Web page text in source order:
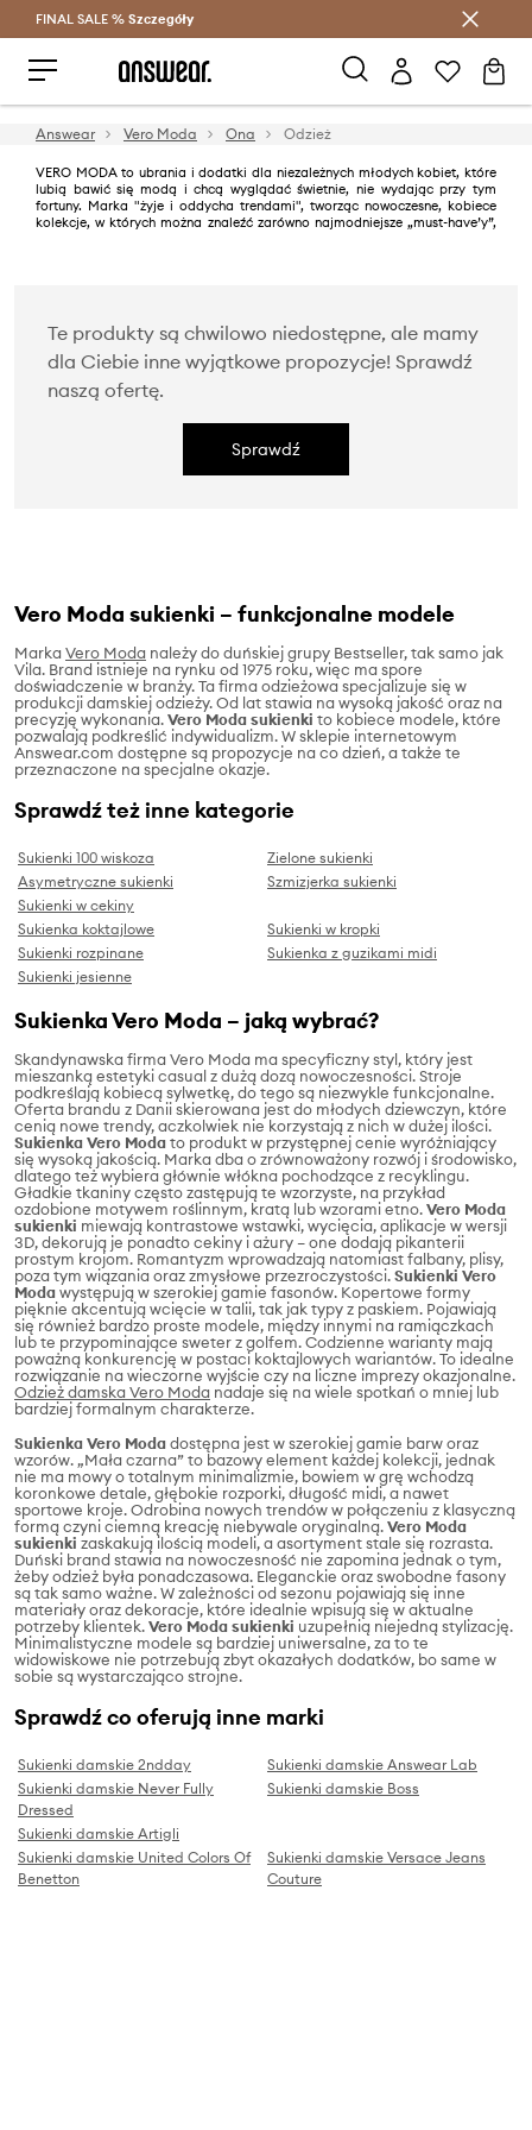
Oszczędzaj z Answear Club >
FINAL SALE % Szczegóły
Answear Vero Moda Ona Odzież
VERO MODA to ubrania i dodatki dla niezależnych młodych kobiet, które
lubią bawić się modą i chcą wyglądać świetnie, nie wydając przy tym
fortuny. Marka "żyje i oddycha trendami", tworząc nowoczesne, kobiece
kolekcje, w których można znaleźć zarówno najmodniejsze „must-have’y”,
Te produkty są chwilowo niedostępne, ale mamy
dla Ciebie inne wyjątkowe propozycje! Sprawdź
naszą ofertę.
Sprawdź
Vero Moda sukienki – funkcjonalne modele
MarkaVero Moda należy do duńskiej grupy Bestseller, tak samo jak
Vila. Brand istnieje na rynku od 1975 roku, więc ma spore
doświadczenie w branży. Ta firma odzieżowa specjalizuje się w
produkcji damskiej odzieży. Od lat stawia na wysoką jakość oraz na
precyzję wykonania.Vero Moda sukienki to kobiece modele, które
pozwalają podkreślić indywidualizm. W sklepie internetowym
Answear.com dostępne są propozycje na co dzień, a także te
przeznaczone na specjalne okazje.
Sprawdź też inne kategorie
Sukienki 100 wiskoza
Zielone sukienki
Asymetryczne sukienki
Szmizjerka sukienki
Sukienki w cekiny
Sukienka koktajlowe
Sukienki w kropki
Sukienki rozpinane
Sukienka z guzikami midi
Sukienki jesienne
Sukienka Vero Moda – jaką wybrać?
Skandynawska firma Vero Moda ma specyficzny styl, który jest
mieszanką estetyki casual z dużą dozą nowoczesności. Stroje
podkreślają kobiecą sylwetkę, do tego są niezwykle funkcjonalne.
Oferta brandu z Danii skierowana jest do młodych dziewczyn, które
cenią nowe trendy, aczkolwiek nie korzystają z nich w dużej ilości.
Sukienka Vero Modato produkt w przystępnej cenie wyróżniający
się wysoką jakością. Marka dba o zrównoważony rozwój i środowisko,
dlatego też wybiera głównie włókna pochodzące z recyklingu.
Gładkie tkaniny często zastępują te wzorzyste, na przykład
ozdobione motywem roślinnym, kratą lub wzorami etno.Vero Moda
sukienki miewają kontrastowe wstawki, wycięcia, aplikacje w wersji
3D, dekorują je ponadto cekiny i ażury – one dodają pikanterii
prostym krojom. Romantyzm wprowadzają natomiast falbany, plisy,
poza tym wiązania oraz zmysłowe przezroczystości.Sukienki Vero
Modawystępują w szerokiej gamie fasonów. Kopertowe formy
pięknie akcentują wcięcie w talii, tak jak typy z paskiem. Pojawiają
się również bardzo proste modele, między innymi na ramiączkach
lub te przypominające sweter z golfem. Codzienne warianty mają
poważną konkurencję w postaci koktajlowych wariantów. To idealne
rozwiązanie na wieczorne wyjście czy na liczne imprezy okazjonalne.
Odzież damska Vero Moda nadaje się na wiele spotkań o mniej lub
bardziej formalnym charakterze.
Sukienka Vero Modadostępna jest w szerokiej gamie barw oraz
wzorów. „Mała czarna” to bazowy element każdej kolekcji, jednak
nie ma mowy o totalnym minimalizmie, bowiem w grę wchodzą
koronkowe detale, głębokie rozporki, długość midi, a nawet
sportowe kroje. Odrobina nowych trendów w połączeniu z klasyczną
formą czyni ciemną kreację niebywale oryginalną.Vero Moda
sukienki zaskakują ilością modeli, a asortyment stale się rozrasta.
Duński brand stawia na nowoczesność nie zapomina jednak o tym,
żeby odzież była ponadczasowa. Eleganckie oraz swobodne fasony
są tak samo ważne. W zależności od sezonu pojawiają się inne
materiały oraz dekoracje, które idealnie wpisują się w aktualne
potrzeby klientek.Vero Moda sukienki uzupełnią niejedną stylizację.
Minimalistyczne modele są bardziej uniwersalne, za to te
widowiskowe nie potrzebują zbyt okazałych dodatków, bo same w
sobie są wystarczająco strojne.
Sprawdź co oferują inne marki
Sukienki damskie 2ndday
Sukienki damskie Answear Lab
Sukienki damskie Never Fully
Dressed
Sukienki damskie Boss
Sukienki damskie Artigli
Sukienki damskie United Colors Of
Benetton
Sukienki damskie Versace Jeans
Couture